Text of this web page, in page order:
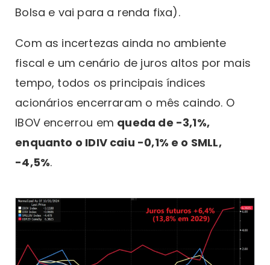
Bolsa e vai para a renda fixa).
Com as incertezas ainda no ambiente
fiscal e um cenário de juros altos por mais
tempo, todos os principais índices
acionários encerraram o mês caindo. O
IBOV encerrou em queda de -3,1%,
enquanto o IDIV caiu -0,1% e o SMLL,
-4,5%.